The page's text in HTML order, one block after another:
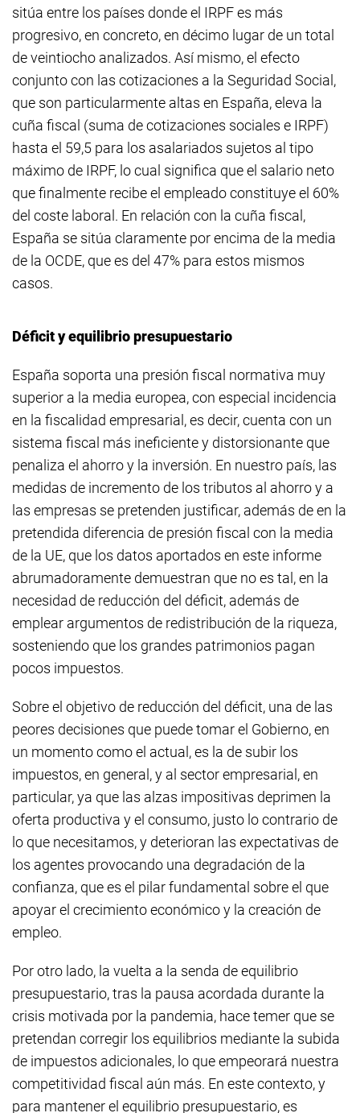
sitúa entre los países donde el IRPF es más
progresivo, en concreto, en décimo lugar de un total
de veintiocho analizados. Así mismo, el efecto
conjunto con las cotizaciones a la Seguridad Social,
que son particularmente altas en España, eleva la
cuña fiscal (suma de cotizaciones sociales e IRPF)
hasta el 59,5 para los asalariados sujetos al tipo
máximo de IRPF, lo cual significa que el salario neto
que finalmente recibe el empleado constituye el 60%
del coste laboral. En relación con la cuña fiscal,
España se sitúa claramente por encima de la media
de la OCDE, que es del 47% para estos mismos
casos.
Déficit y equilibrio presupuestario
España soporta una presión fiscal normativa muy
superior a la media europea, con especial incidencia
en la fiscalidad empresarial, es decir, cuenta con un
sistema fiscal más ineficiente y distorsionante que
penaliza el ahorro y la inversión. En nuestro país, las
medidas de incremento de los tributos al ahorro y a
las empresas se pretenden justificar, además de en la
pretendida diferencia de presión fiscal con la media
de la UE, que los datos aportados en este informe
abrumadoramente demuestran que no es tal, en la
necesidad de reducción del déficit, además de
emplear argumentos de redistribución de la riqueza,
sosteniendo que los grandes patrimonios pagan
pocos impuestos.
Sobre el objetivo de reducción del déficit, una de las
peores decisiones que puede tomar el Gobierno, en
un momento como el actual, es la de subir los
impuestos, en general, y al sector empresarial, en
particular, ya que las alzas impositivas deprimen la
oferta productiva y el consumo, justo lo contrario de
lo que necesitamos, y deterioran las expectativas de
los agentes provocando una degradación de la
confianza, que es el pilar fundamental sobre el que
apoyar el crecimiento económico y la creación de
empleo.
Por otro lado, la vuelta a la senda de equilibrio
presupuestario, tras la pausa acordada durante la
crisis motivada por la pandemia, hace temer que se
pretendan corregir los equilibrios mediante la subida
de impuestos adicionales, lo que empeorará nuestra
competitividad fiscal aún más. En este contexto, y
para mantener el equilibrio presupuestario, es